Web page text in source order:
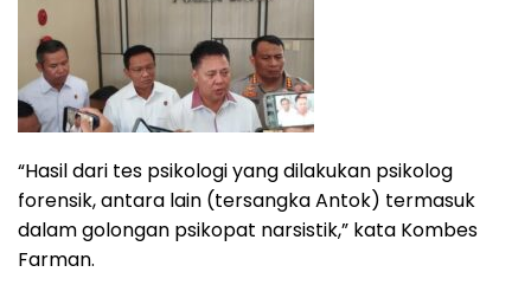
“Hasil dari tes psikologi yang dilakukan psikolog
forensik, antara lain (tersangka Antok) termasuk
dalam golongan psikopat narsistik,” kata Kombes
Farman.